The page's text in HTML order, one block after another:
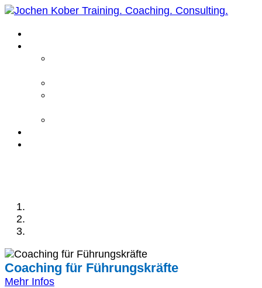
Coaching für Führungskräfte
Mehr Infos